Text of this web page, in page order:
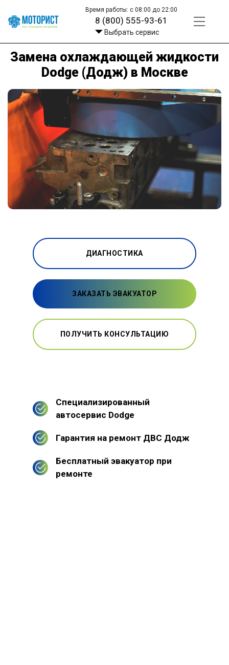
Время работы: с 08:00 до 22:00
8 (800) 555-93-61
Выбрать сервис
Замена охлаждающей жидкости
Dodge (Додж) в Москве
ДИАГНОСТИКА
ЗАКАЗАТЬ ЭВАКУАТОР
ПОЛУЧИТЬ КОНСУЛЬТАЦИЮ
Специализированный
автосервис Dodge
Гарантия на ремонт ДВС Додж
Бесплатный эвакуатор при
ремонте